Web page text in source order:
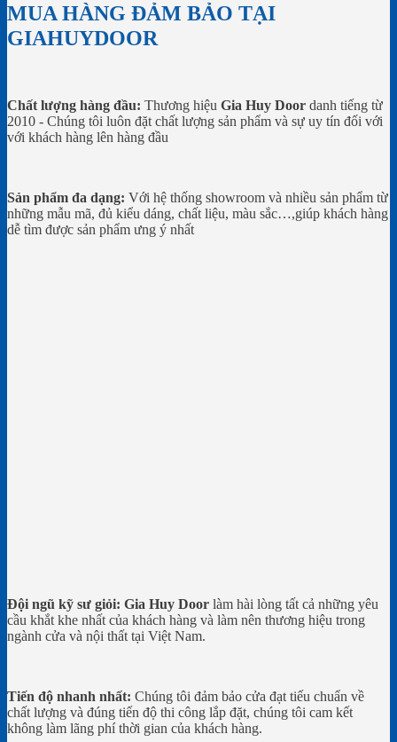
MUA HÀNG ĐẢM BẢO TẠI
GIAHUYDOOR
Chất lượng hàng đầu: Thương hiệu Gia Huy Door danh tiếng từ
2010 - Chúng tôi luôn đặt chất lượng sản phẩm và sự uy tín đối với
với khách hàng lên hàng đầu
Sản phẩm đa dạng: Với hệ thống showroom và nhiều sản phẩm từ
những mẫu mã, đủ kiểu dáng, chất liệu, màu sắc…,giúp khách hàng
dễ tìm được sản phẩm ưng ý nhất
Đội ngũ kỹ sư giỏi: Gia Huy Door làm hài lòng tất cả những yêu
cầu khắt khe nhất của khách hàng và làm nên thương hiệu trong
ngành cửa và nội thất tại Việt Nam.
Tiến độ nhanh nhất: Chúng tôi đảm bảo cửa đạt tiếu chuẩn về
chất lượng và đúng tiến độ thi công lắp đặt, chúng tôi cam kết
không làm lãng phí thời gian của khách hàng.